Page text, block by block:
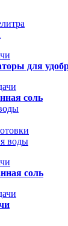
для
соль
воды
соль